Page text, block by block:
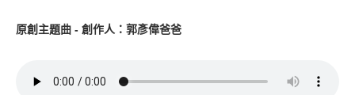
原創主題曲 - 創作人：郭彥偉爸爸